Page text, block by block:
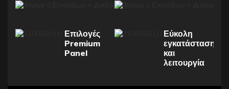
Επιλογές
Premium
Panel
Εύκολη
εγκατάσταση
και
λειτουργία